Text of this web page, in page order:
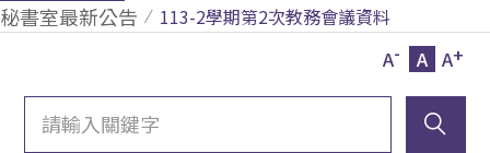
秘書室最新公告
113-2學期第2次教務會議資料
A- A A+